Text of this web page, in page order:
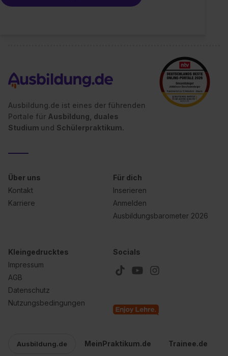
Ausbildung.de ist eines der führenden
Portale für Ausbildung, duales
Studium und Schülerpraktikum.
Über uns
Kontakt
Karriere
Für dich
Inserieren
Anmelden
Ausbildungsbarometer 2026
Kleingedrucktes
Impressum
AGB
Datenschutz
Nutzungsbedingungen
Socials
Ausbildung.de MeinPraktikum.de Trainee.de